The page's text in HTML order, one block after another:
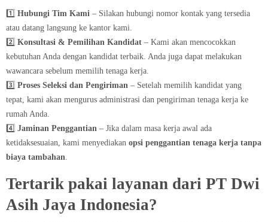
1️⃣ Hubungi Tim Kami – Silakan hubungi nomor kontak yang tersedia
atau datang langsung ke kantor kami.
2️⃣ Konsultasi & Pemilihan Kandidat – Kami akan mencocokkan
kebutuhan Anda dengan kandidat terbaik. Anda juga dapat melakukan
wawancara sebelum memilih tenaga kerja.
3️⃣ Proses Seleksi dan Pengiriman – Setelah memilih kandidat yang
tepat, kami akan mengurus administrasi dan pengiriman tenaga kerja ke
rumah Anda.
4️⃣ Jaminan Penggantian – Jika dalam masa kerja awal ada
ketidaksesuaian, kami menyediakan opsi penggantian tenaga kerja tanpa
biaya tambahan.
Tertarik pakai layanan dari PT Dwi
Asih Jaya Indonesia?